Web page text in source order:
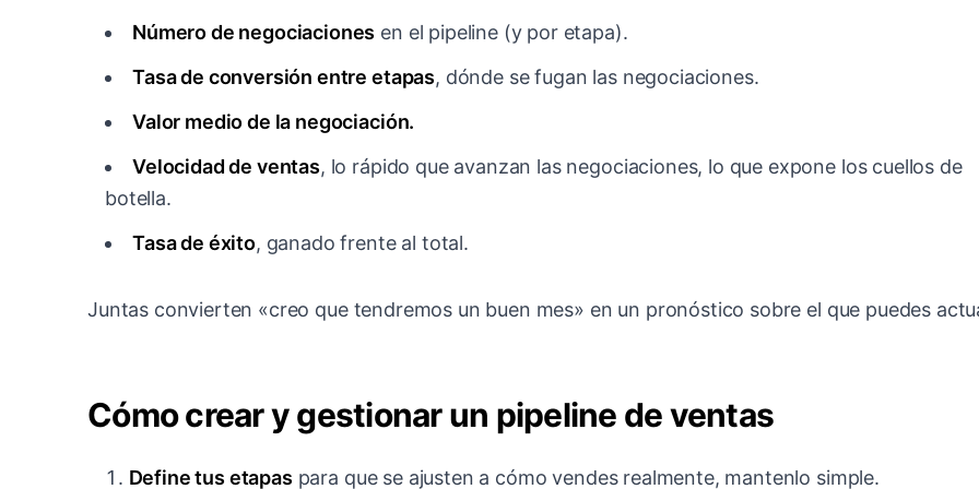
Número de negociaciones en el pipeline (y por etapa).
Tasa de conversión entre etapas, dónde se fugan las negociaciones.
Valor medio de la negociación.
Velocidad de ventas, lo rápido que avanzan las negociaciones, lo que expone los cuellos de
botella.
Tasa de éxito, ganado frente al total.
Juntas convierten «creo que tendremos un buen mes» en un pronóstico sobre el que puedes
Cómo crear y gestionar un pipeline de ventas
Define tus etapas para que se ajusten a cómo vendes realmente, mantenlo simple.